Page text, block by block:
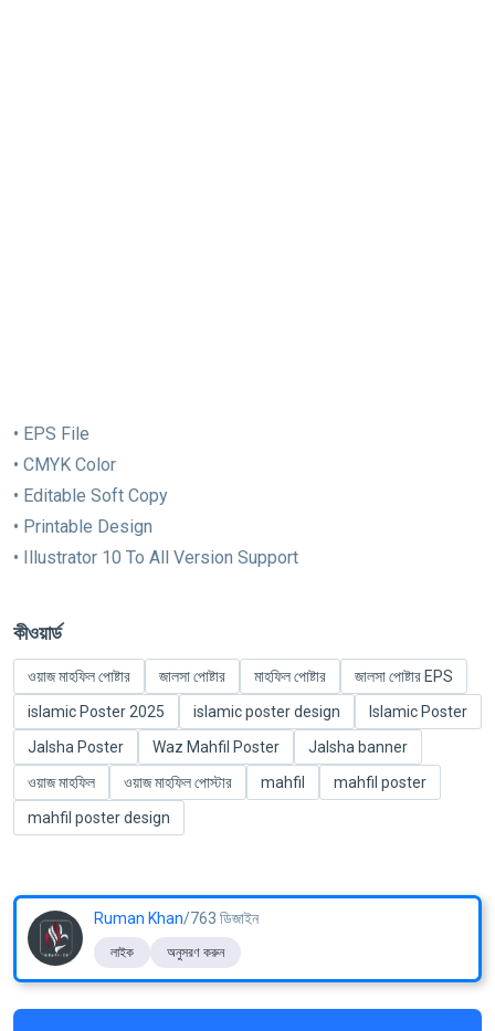
• EPS File
• CMYK Color
• Editable Soft Copy
• Printable Design
• Illustrator 10 To All Version Support
কীওয়ার্ড
ওয়াজ মাহফিল পোষ্টার জালসা পোষ্টার মাহফিল পোষ্টার
জালসা পোষ্টার EPS
islamic Poster 2025
islamic poster design
Islamic Poster
Jalsha Poster
Waz Mahfil Poster
Jalsha banner
ওয়াজ মাহফিল
ওয়াজ মাহফিল পোস্টার mahfil
mahfil poster
mahfil poster design
Ruman Khan/763 ডিজাইন
লাইক অনুসরণ করুন